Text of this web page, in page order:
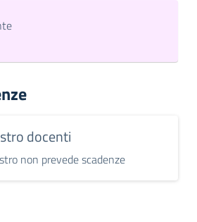
docenti
non prevede scadenze